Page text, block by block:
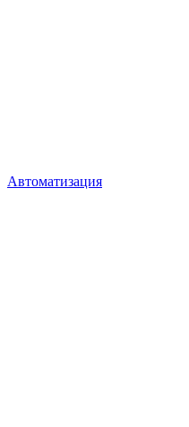
Автоматизация